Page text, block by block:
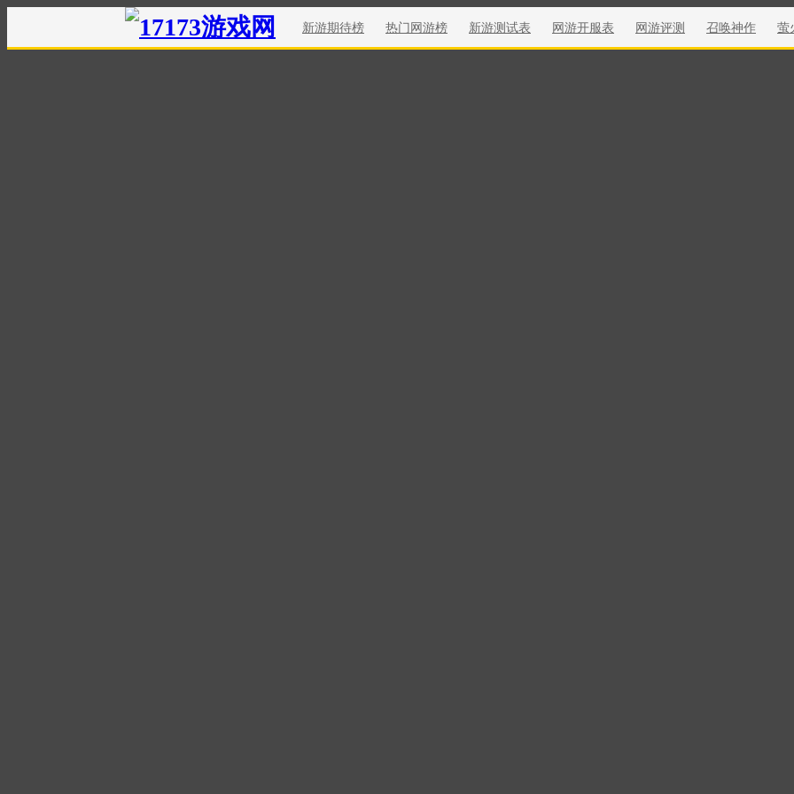
新游期待榜 热门网游榜 新游测试表 网游开服表 网游评测 召唤神作 萤